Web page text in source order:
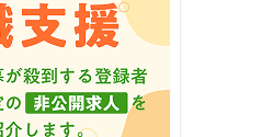
15万円支給／未経験歓迎
世田谷営業所
ミドル活躍中